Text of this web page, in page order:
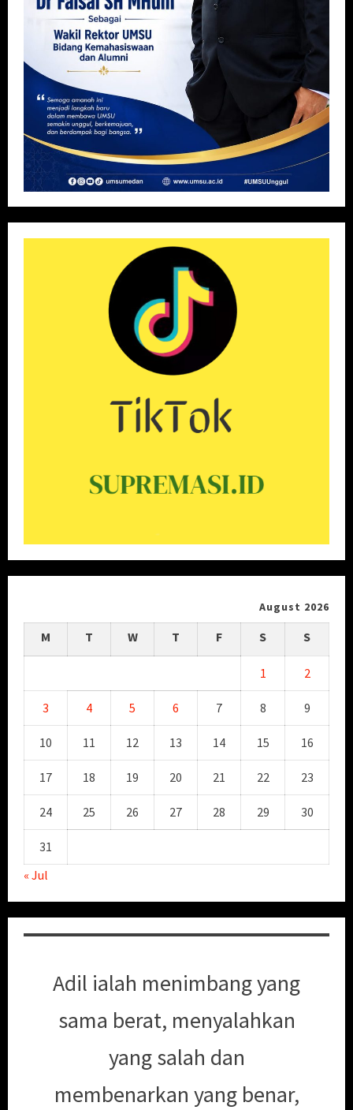
August 2026
M T W T F S S
1 2
3 4 5 6 7 8 9
10 11 12 13 14 15 16
17 18 19 20 21 22 23
24 25 26 27 28 29 30
31
« Jul
Adil ialah menimbang yang
sama berat, menyalahkan
yang salah dan
membenarkan yang benar,